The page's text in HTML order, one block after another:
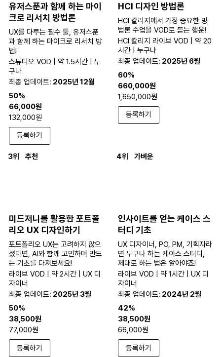
유저스푼과 함께 하는 마이
크로 리서치 방법론
UX를 다루는 필수 툴, 유저스푼
과 함께 하는 마이크로 리서치 방
법!
스튜디오 VOD | 약 1.5시간 | 누
구나
최종 업데이트: 2025년 12월
50%
66,000원
132,000원
등록하기
HCI 디자인 방법론
HCI 칼리지에서 가장 중요한 방
법론 수업을 VOD로 듣는 행운!
HCI 칼리지 라이브 VOD | 약 20
시간 | 누구나
최종 업데이트: 2025년 6월
60%
660,000원
1,650,000원
등록하기
미드저니를 활용한 포트폴
리오 UX 디자인하기
포트폴리오 UX는 고려하지 않으
셨다면, AI와 함께 고민하며 만드
는 기초를 다져보세요!
라이브 VOD | 약 2시간 | UX 디
자이너
최종 업데이트: 2025년 3월
50%
38,500원
77,000원
등록하기
3위 추천
인사이트를 얻는 케이스 스
터디 기초
UX 디자이너, PO, PM, 기획자라
면 누구나 하는 케이스 스터디,
제대로 하는 법은 알아야죠!
라이브 VOD | 약 1시간 | UX 디
자이너
최종 업데이트: 2024년 2월
42%
38,500원
66,000원
등록하기
4위 가벼운